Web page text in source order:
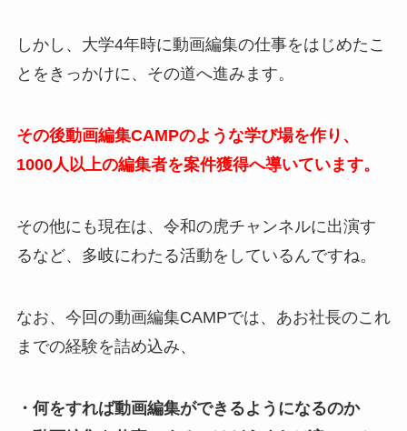
しかし、大学4年時に動画編集の仕事をはじめたこ
とをきっかけに、その道へ進みます。
その後動画編集CAMPのような学び場を作り、
1000人以上の編集者を案件獲得へ導いています。
その他にも現在は、令和の虎チャンネルに出演す
るなど、多岐にわたる活動をしているんですね。
なお、今回の動画編集CAMPでは、あお社長のこれ
までの経験を詰め込み、
・何をすれば動画編集ができるようになるのか